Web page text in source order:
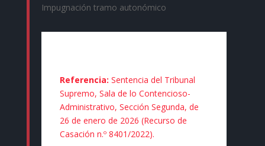
Impugnación tramo autonómico
Referencia: Sentencia del Tribunal
Supremo, Sala de lo Contencioso-
Administrativo, Sección Segunda, de
26 de enero de 2026 (Recurso de
Casación n.º 8401/2022).